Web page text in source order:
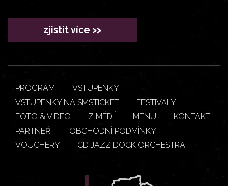
zjistit více >>
PROGRAM
VSTUPENKY
VSTUPENKY NA SMSTICKET
FESTIVALY
FOTO & VIDEO
Z MÉDIÍ MENU
KONTAKT
PARTNEŘI
OBCHODNÍ PODMÍNKY
VOUCHERY
CD JAZZ DOCK ORCHESTRA